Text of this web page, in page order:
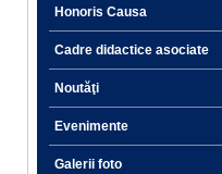
Honoris Causa
Cadre didactice asociate
Noutăţi
Evenimente
Galerii foto